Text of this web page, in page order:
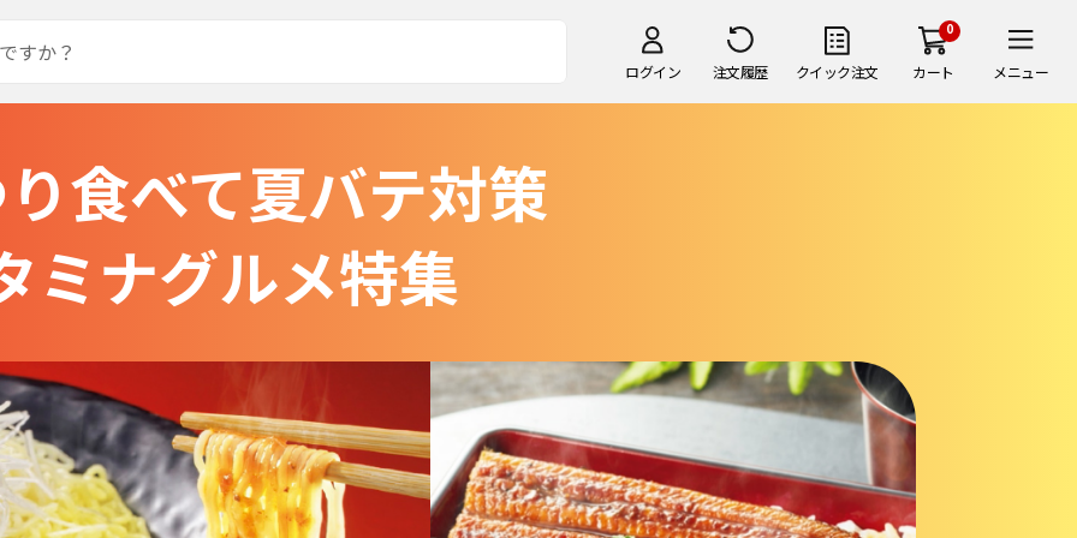
ログイン 注文履歴 クイック注文
0
カート メニュー
食べて夏バテ対策
ミナグルメ特集